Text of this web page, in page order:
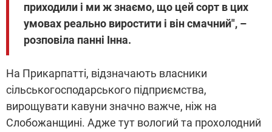
приходили і ми ж знаємо, що цей сорт в цих
умовах реально виростити і він смачний", –
розповіла панні Інна.
На Прикарпатті, відзначають власники
сільськогосподарського підприємства,
вирощувати кавуни значно важче, ніж на
Слобожанщині. Адже тут вологий та прохолодний